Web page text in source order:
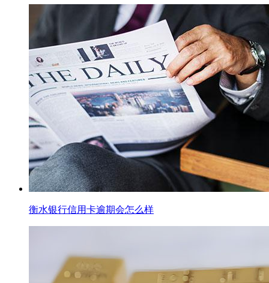
衡水银行信用卡逾期会怎么样